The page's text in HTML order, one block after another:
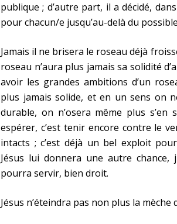
publique ; d’autre part, il a décidé,
pour chacun/e jusqu’au-delà du
Jamais il ne brisera le roseau déjà
roseau n’aura plus jamais sa solidité
avoir les grandes ambitions d’un
plus jamais solide, et en un sens on
durable, on n’osera même plus s’en
espérer, c’est tenir encore contre le
intacts ; c’est déjà un bel exploit
Jésus lui donnera une autre chance,
pourra servir, bien droit.
Jésus n’éteindra pas non plus la mèche